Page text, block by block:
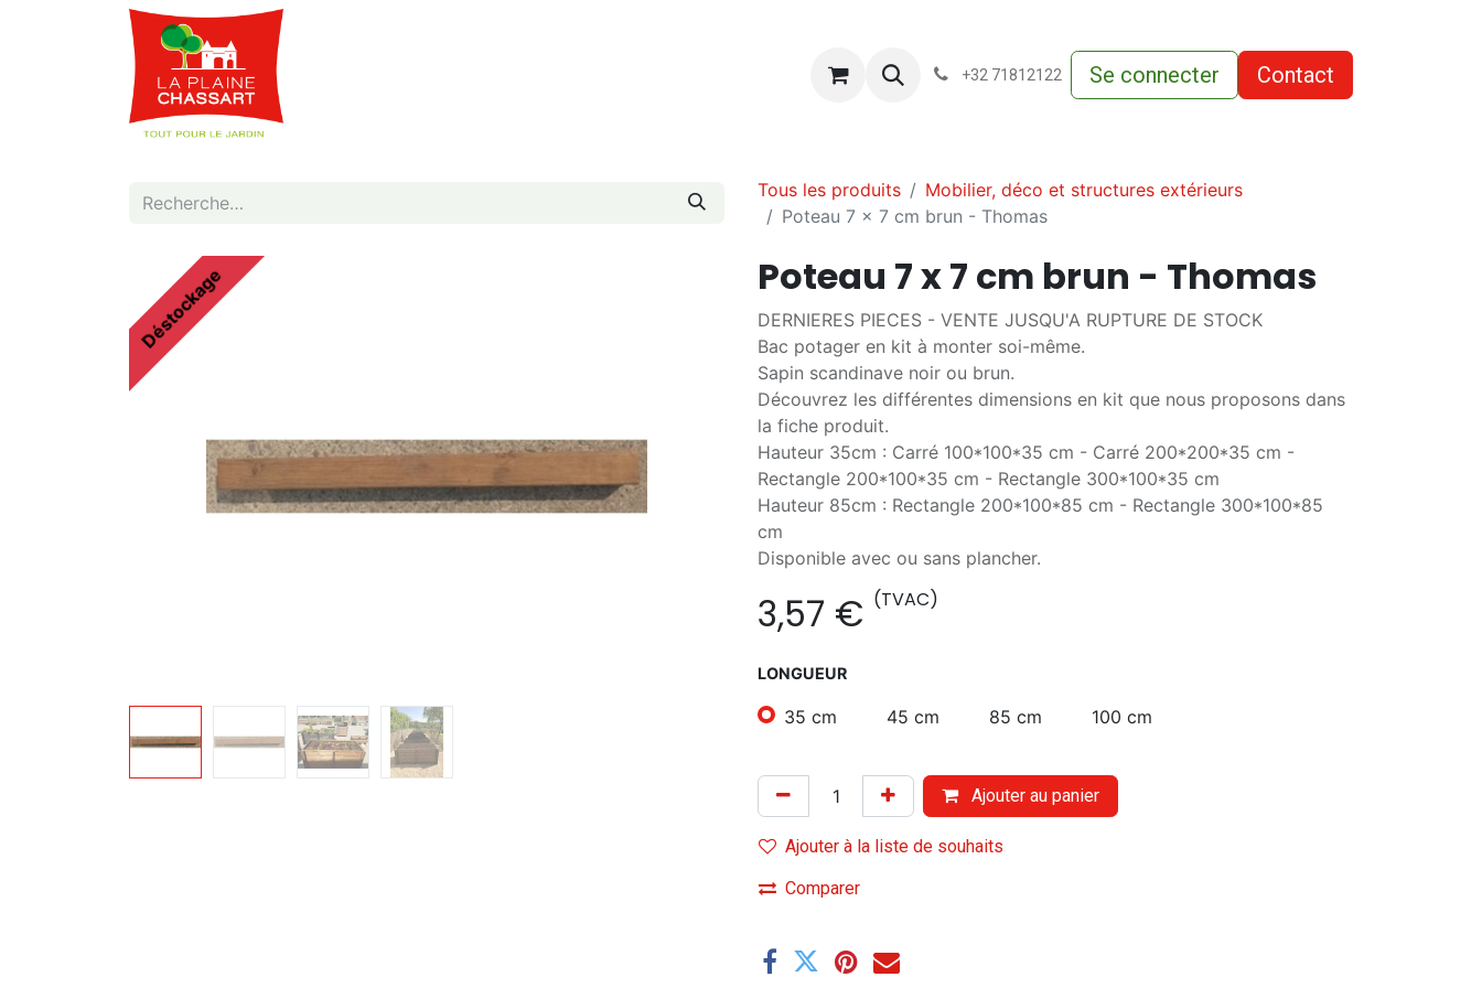
Conditions-generales-de-vente
+32 71812122 Se connecter Contact
Tous les produits
Mobilier, déco et structures extérieurs
Poteau 7 x 7 cm brun - Thomas
Déstockage Poteau 7 x 7 cm brun - Thomas
DERNIERES PIECES - VENTE JUSQU'A RUPTURE DE STOCK
Bac potager en kit à monter soi-même.
Sapin scandinave noir ou brun.
Découvrez les différentes dimensions en kit que nous proposons dans
la fiche produit.
Hauteur 35cm : Carré 100*100*35 cm - Carré 200*200*35 cm -
Rectangle 200*100*35 cm - Rectangle 300*100*35 cm
Hauteur 85cm : Rectangle 200*100*85 cm - Rectangle 300*100*85
cm
Disponible avec ou sans plancher.
3,57 € (TVAC)
LONGUEUR
35 cm 45 cm 85 cm 100 cm
Ajouter au panier
Ajouter à la liste de souhaits
Comparer